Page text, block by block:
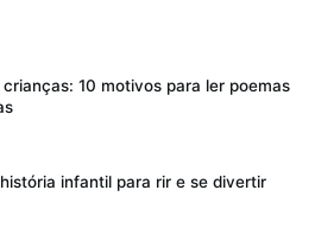
crianças: 10 motivos para ler poemas
infantil para rir e se divertir